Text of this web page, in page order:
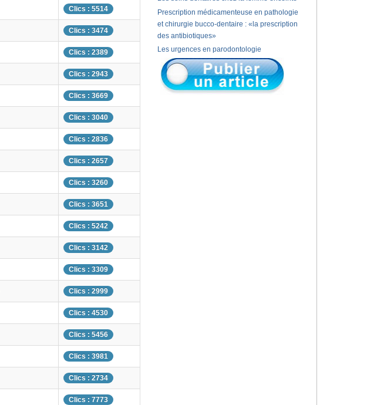
Clics : 5514
Clics : 3474
Clics : 2389
Clics : 2943
Clics : 3669
Clics : 3040
Clics : 2836
Clics : 2657
Clics : 3260
Clics : 3651
Clics : 5242
Clics : 3142
Clics : 3309
Clics : 2999
Clics : 4530
Clics : 5456
Clics : 3981
Clics : 2734
Clics : 7773
Prescription médicamenteuse en pathologie
et chirurgie bucco-dentaire : «la prescription
des antibiotiques»
Les urgences en parodontologie